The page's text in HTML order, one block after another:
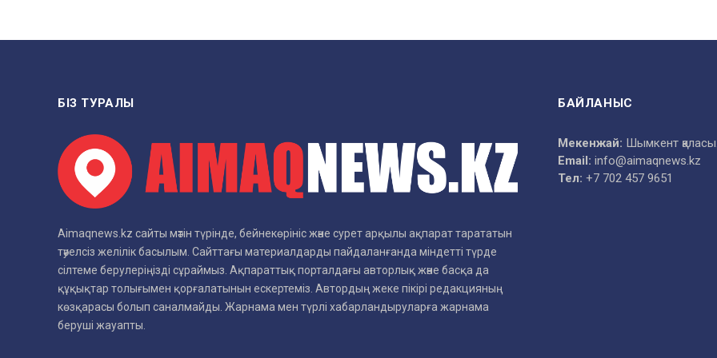
БІЗ ТУРАЛЫ
Aimaqnews.kz сайты мәтін түрінде, бейнекөрініс және сурет арқылы ақпарат тарататын
тәуелсіз желілік басылым. Сайттағы материалдарды пайдаланғанда міндетті түрде
сілтеме берулеріңізді сұраймыз. Ақпараттық порталдағы авторлық және басқа да
құқықтар толығымен қорғалатынын ескертеміз. Автордың жеке пікірі редакцияның
көзқарасы болып саналмайды. Жарнама мен түрлі хабарландыруларға жарнама
беруші жауапты.
БАЙЛАНЫС
Мекенжай: Шымкент
Email: info@aimaqnews.kz
Тел: +7 702 457 9651